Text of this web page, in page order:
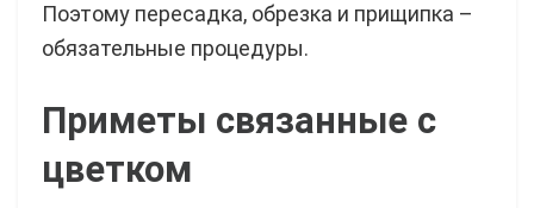
Поэтому пересадка, обрезка и прищипка –
обязательные процедуры.
Приметы связанные с
цветком